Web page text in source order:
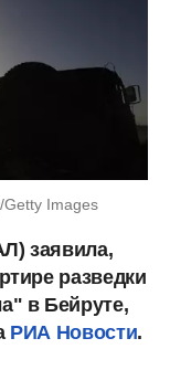
Images
заявила,
разведки
в Бейруте,
РИА Новости.